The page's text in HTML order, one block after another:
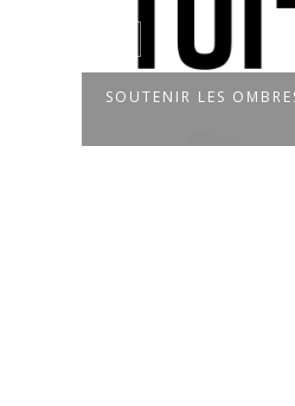
SOUTENIR LES OMBRES